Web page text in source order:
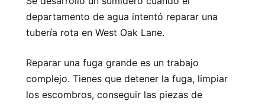
departamento de agua intentó reparar una
tubería rota en West Oak Lane.
Reparar una fuga grande es un trabajo
complejo. Tienes que detener la fuga, limpiar
los escombros, conseguir las piezas de